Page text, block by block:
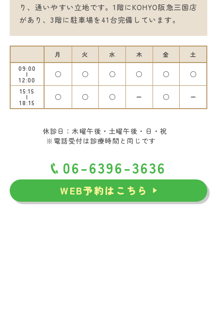
り、通いやすい立地です。1階にKOHYO阪急三国店
があり、3階に駐車場を41台完備しています。
月 火 水 木 金
土
09:00
12:00
○ ○ ○ ○ ○ ○
15:15
18:15
○ ○ ○ ー ○ ー
休診日：木曜午後・土曜午後・日・祝
※電話受付は診療時間と同じです
06-6396-3636
WEB予約はこちら